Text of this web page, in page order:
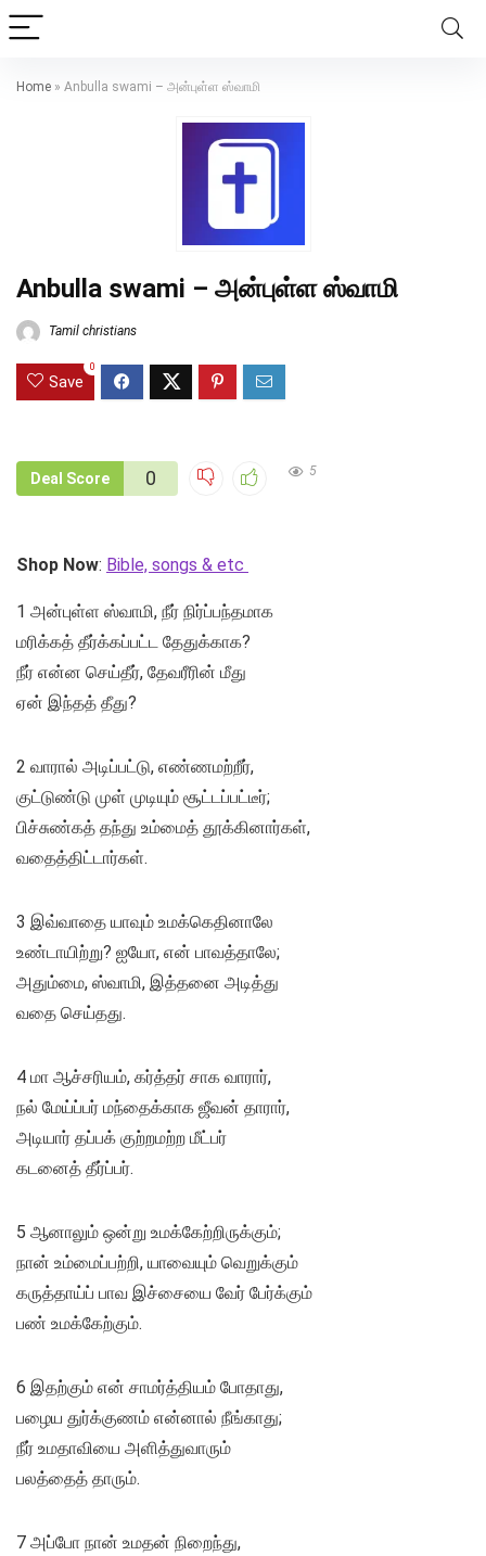
Home » Anbulla swami – அன்புள்ள ஸ்வாமி
Anbulla swami – அன்புள்ள ஸ்வாமி
Tamil christians
Save
0
Deal Score 0 5
Shop Now: Bible, songs & etc
1 அன்புள்ள ஸ்வாமி, நீர் நிர்ப்பந்தமாக
மரிக்கத் தீர்க்கப்பட்ட தேதுக்காக?
நீர் என்ன செய்தீர், தேவரீரின் மீது
ஏன் இந்தத் தீது?
2 வாரால் அடிப்பட்டு, எண்ணமற்றீர்,
குட்டுண்டு முள் முடியும் சூட்டப்பட்டீர்;
பிச்சுண்கத் தந்து உம்மைத் தூக்கினார்கள்,
வதைத்திட்டார்கள்.
3 இவ்வாதை யாவும் உமக்கெதினாலே
உண்டாயிற்று? ஐயோ, என் பாவத்தாலே;
அதும்மை, ஸ்வாமி, இத்தனை அடித்து
வதை செய்தது.
4 மா ஆச்சரியம், கர்த்தர் சாக வாரார்,
நல் மேய்ப்பர் மந்தைக்காக ஜீவன் தாரார்,
அடியார் தப்பக் குற்றமற்ற மீட்பர்
கடனைத் தீர்ப்பர்.
5 ஆனாலும் ஒன்று உமக்கேற்றிருக்கும்;
நான் உம்மைப்பற்றி, யாவையும் வெறுக்கும்
கருத்தாய்ப் பாவ இச்சையை வேர் பேர்க்கும்
பண் உமக்கேற்கும்.
6 இதற்கும் என் சாமர்த்தியம் போதாது,
பழைய துர்க்குணம் என்னால் நீங்காது;
நீர் உமதாவியை அளித்துவாரும்
பலத்தைத் தாரும்.
7 அப்போ நான் உமதன் நிறைந்து,